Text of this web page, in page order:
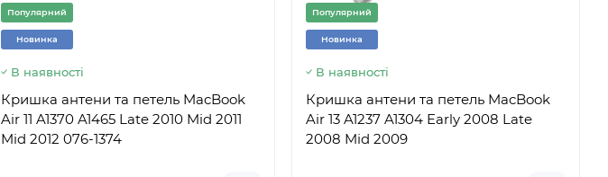
Популярний
Новинка
В наявності
Кришка антени та петель MacBook
Air 11 A1370 A1465 Late 2010 Mid 2011
Mid 2012 076-1374
Популярний
Новинка
В наявності
Кришка антени та петель MacBook
Air 13 A1237 A1304 Early 2008 Late
2008 Mid 2009